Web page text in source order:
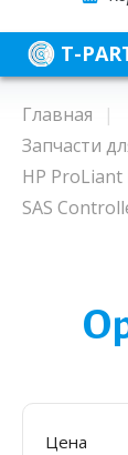
T-
Главная
Запчасти
HP ProLiant
SAS
Цена